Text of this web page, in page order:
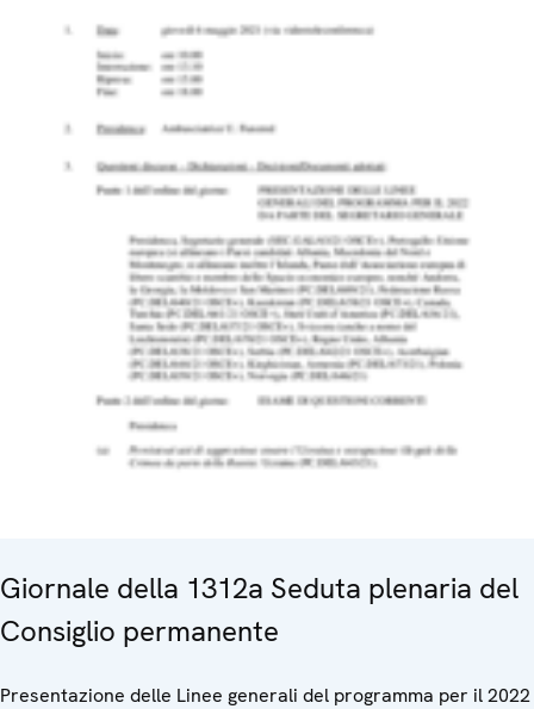
Giornale della 1312a Seduta plenaria del
Consiglio permanente
Presentazione delle Linee generali del programma per il 2022